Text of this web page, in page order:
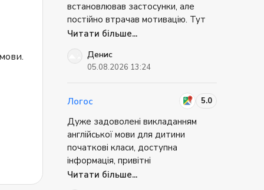
встановлював застосунки, але
постійно втрачав мотивацію. Тут
усе набагато простіше: є
і багато живого спілкування.
Завдяки цьому навчання не
помітив, що значно краще розумію
англійську на слух і можу вільніше
висловлювати свої думки.
Читати більше...
Денис
05.08.2026 13:24
Логос 5.0
Дуже задоволені викладанням
англійської мови для дитини
початкові класи, доступна
інформація, привітні
адміністратори + постійний
Читати більше...